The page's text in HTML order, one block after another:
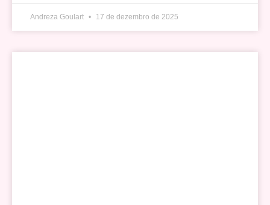
Andreza Goulart 17 de dezembro de 2025